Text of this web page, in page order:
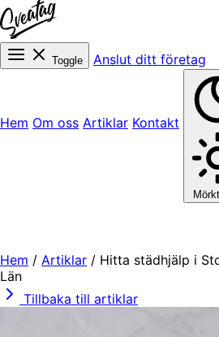
Toggle Anslut ditt företag
Hem Om oss Artiklar Kontakt
Hem / Artiklar / Hitta städhjälp i
Län
Tillbaka till artiklar